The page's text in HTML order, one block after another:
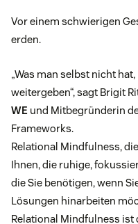
Vor einem schwierigen
erden.
„Was man selbst nicht
weitergeben“, sagt Brigit
WE und Mitbegründerin
Frameworks.
Relational Mindfulness,
Ihnen, die ruhige,
die Sie benötigen, wenn
Lösungen hinarbeiten
Relational Mindfulness